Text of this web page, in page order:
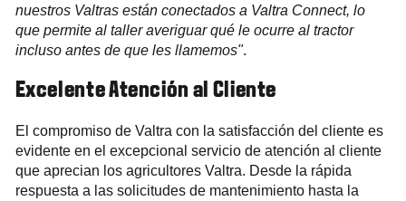
nuestros Valtras están conectados a Valtra Connect, lo
que permite al taller averiguar qué le ocurre al tractor
incluso antes de que les llamemos".
Excelente Atención al Cliente
El compromiso de Valtra con la satisfacción del cliente es
evidente en el excepcional servicio de atención al cliente
que aprecian los agricultores Valtra. Desde la rápida
respuesta a las solicitudes de mantenimiento hasta la